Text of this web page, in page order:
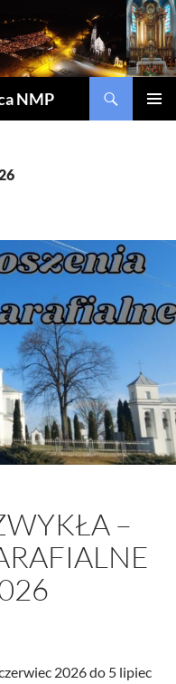
NMP
–
2026 do 5 lipiec